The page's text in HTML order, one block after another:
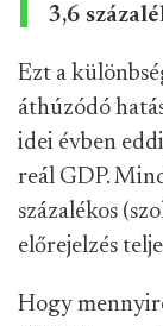
3,6
Ezt a
áthúzódó
idei évben
reál GDP.
százalékos
előrejelzés
Hogy